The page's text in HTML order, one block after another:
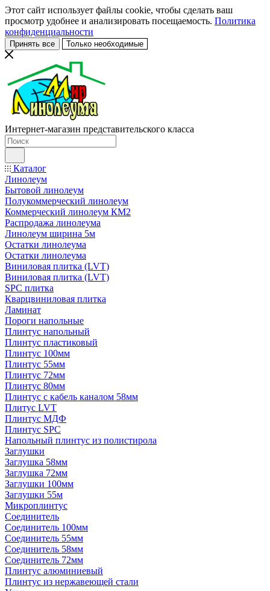
Этот сайт использует файлы cookie, чтобы сделать ваш
просмотр удобнее и анализировать посещаемость. Политика
конфиденциальности
Принять все Только необходимые
Интернет-магазин представительского класса
Каталог
Линолеум
Бытовой линолеум
Полукоммерческий линолеум
Коммерческий линолеум КМ2
Распродажа линолеума
Линолеум ширина 5м
Остатки линолеума
Остатки линолеума
Виниловая плитка (LVT)
Виниловая плитка (LVT)
SPC плитка
Кварцвиниловая плитка
Ламинат
Пороги напольные
Плинтус напольный
Плинтус пластиковый
Плинтус 100мм
Плинтус 55мм
Плинтус 72мм
Плинтус 80мм
Плинтус с кабель каналом 58мм
Плитус LVT
Плинтус МДФ
Плинтус SPC
Напольный плинтус из полистирола
Заглушки
Заглушка 58мм
Заглушка 72мм
Заглушки 100мм
Заглушки 55м
Микроплинтус
Соединитель
Соединитель 100мм
Соединитель 55мм
Соединитель 58мм
Соединитель 72мм
Плинтус алюминиевый
Плинтус из нержавеющей стали